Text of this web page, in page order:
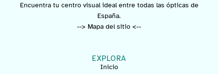
Encuentra tu centro visual ideal entre todas las ópticas de
España.
--> Mapa del sitio <--
EXPLORA
Inicio